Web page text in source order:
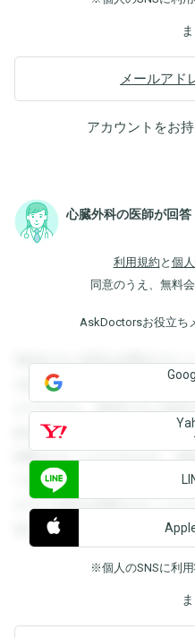
メールアド
アカウントをお
心臓外科の医師が回答
利用規約 と 個
同意のうえ、無料
AskDoctorsお役立ち
登録すると回答を閲覧する
を閲覧することができます
ができます。登録すると回
録すると回答を閲覧するこ
閲覧することができます。
できます。登録すると回答
すると回答を閲覧すること
覧することができます。
※個人のSNSに利